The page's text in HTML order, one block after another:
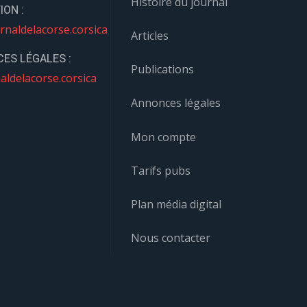
:
LÉGALES :
Articles
Publications
Annonces légales
Mon compte
Tarifs pubs
Plan média digital
Nous contacter